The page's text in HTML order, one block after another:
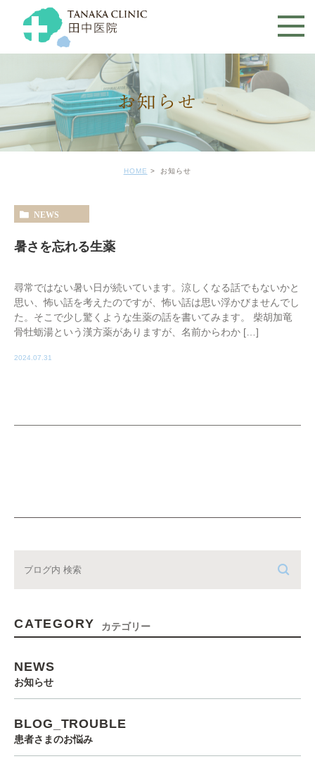
お知らせ
HOME お知らせ
NEWS
暑さを忘れる生薬
尋常ではない暑い日が続いています。涼しくなる話でもないかと
思い、怖い話を考えたのですが、怖い話は思い浮かびませんでし
た。そこで少し驚くような生薬の話を書いてみます。 柴胡加竜
骨牡蛎湯という漢方薬がありますが、名前からわか […]
2024.07.31
CATEGORY カテゴリー
NEWS
お知らせ
BLOG_TROUBLE
患者さまのお悩み